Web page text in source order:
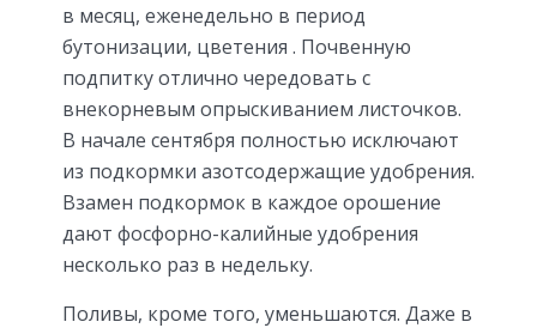
в месяц, еженедельно в период
бутонизации, цветения . Почвенную
подпитку отлично чередовать с
внекорневым опрыскиванием листочков.
В начале сентября полностью исключают
из подкормки азотсодержащие удобрения.
Взамен подкормок в каждое орошение
дают фосфорно-калийные удобрения
несколько раз в недельку.
Поливы, кроме того, уменьшаются. Даже в